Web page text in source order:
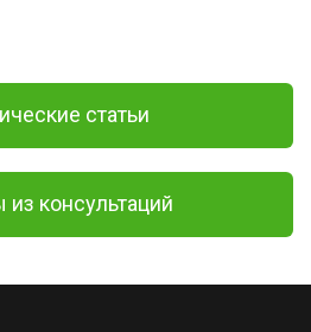
статьи
консультаций